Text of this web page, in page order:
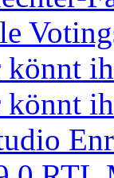
könnt